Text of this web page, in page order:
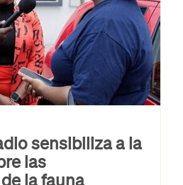
sensibiliza a la
las
la fauna